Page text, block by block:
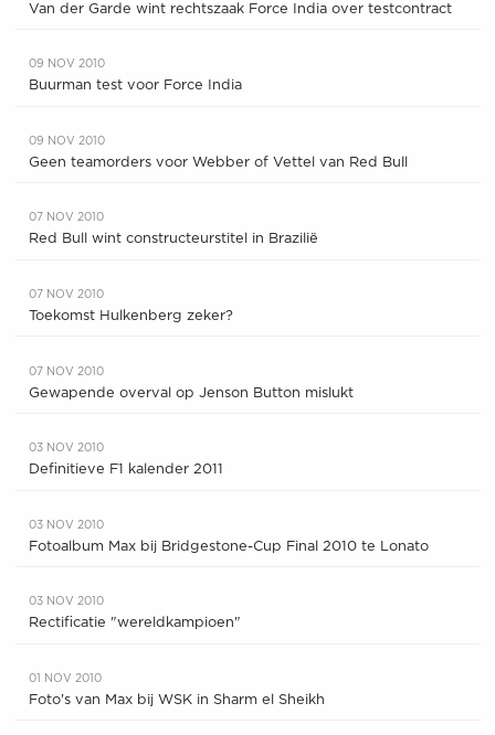
Van der Garde wint rechtszaak Force India over testcontract
09 NOV 2010
Buurman test voor Force India
09 NOV 2010
Geen teamorders voor Webber of Vettel van Red Bull
07 NOV 2010
Red Bull wint constructeurstitel in Brazilië
07 NOV 2010
Toekomst Hulkenberg zeker?
07 NOV 2010
Gewapende overval op Jenson Button mislukt
03 NOV 2010
Definitieve F1 kalender 2011
03 NOV 2010
Fotoalbum Max bij Bridgestone-Cup Final 2010 te Lonato
03 NOV 2010
Rectificatie "wereldkampioen"
01 NOV 2010
Foto's van Max bij WSK in Sharm el Sheikh